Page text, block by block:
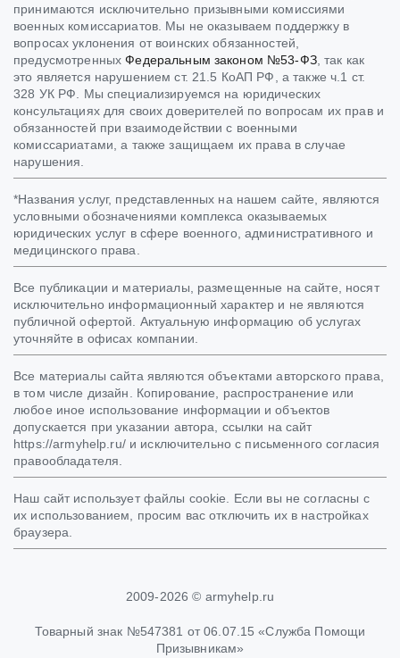
принимаются исключительно призывными комиссиями
военных комиссариатов. Мы не оказываем поддержку в
вопросах уклонения от воинских обязанностей,
предусмотренныхФедеральным законом №53-ФЗ, так как
это является нарушением ст. 21.5 КоАП РФ, а также ч.1 ст.
328 УК РФ. Мы специализируемся на юридических
консультациях для своих доверителей по вопросам их прав и
обязанностей при взаимодействии с военными
комиссариатами, а также защищаем их права в случае
нарушения.
*Названия услуг, представленных на нашем сайте, являются
условными обозначениями комплекса оказываемых
юридических услуг в сфере военного, административного и
медицинского права.
Все публикации и материалы, размещенные на сайте, носят
исключительно информационный характер и не являются
публичной офертой. Актуальную информацию об услугах
уточняйте в офисах компании.
Все материалы сайта являются объектами авторского права,
в том числе дизайн. Копирование, распространение или
любое иное использование информации и объектов
допускается при указании автора, ссылки на сайт
https://armyhelp.ru/ и исключительно с письменного согласия
правообладателя.
Наш сайт использует файлы cookie. Если вы не согласны с
их использованием, просим вас отключить их в настройках
браузера.
2009-2026 © armyhelp.ru
Товарный знак №547381 от 06.07.15 «Служба Помощи
Призывникам»